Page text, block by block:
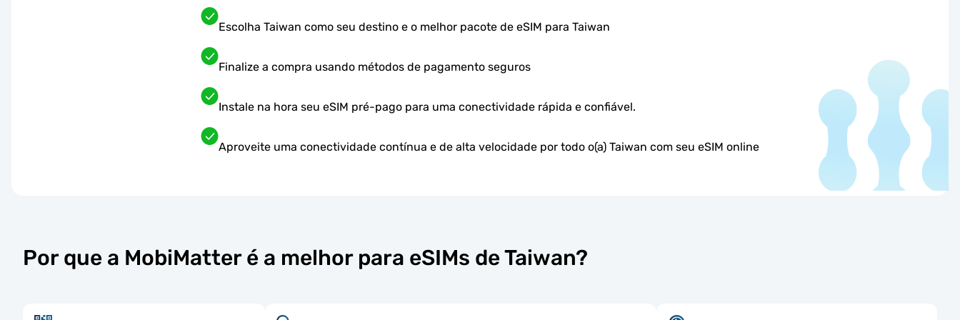
Escolha Taiwan como seu destino e o melhor pacote de eSIM para Taiwan
Finalize a compra usando métodos de pagamento seguros
Instale na hora seu eSIM pré-pago para uma conectividade rápida e confiável.
Aproveite uma conectividade contínua e de alta velocidade por todo o(a) Taiwan com seu eSIM online
Por que a MobiMatter é a melhor para eSIMs de Taiwan?